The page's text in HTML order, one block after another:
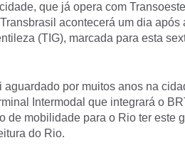
que já opera com
acontecerá um dia
(TIG), marcada para esta
aguardado por muitos anos na
Intermodal que integrará o
de mobilidade para o Rio ter este
do Rio.